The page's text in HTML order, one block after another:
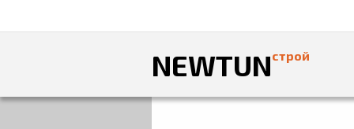
NEWTUNстрой
Главная»Фотоальбом»КВАРТИРЫ»